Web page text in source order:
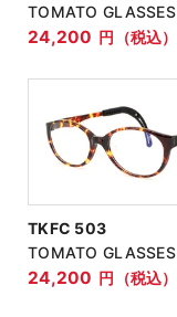
TOMATO GLASSES
24,200 円（税込）
TKFC 503
TOMATO GLASSES
24,200 円（税込）